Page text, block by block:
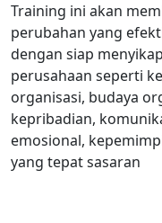
Training ini akan
perubahan yang
dengan siap
perusahaan seperti
organisasi, budaya
kepribadian,
emosional,
yang tepat sasaran